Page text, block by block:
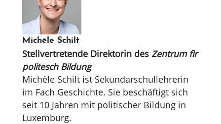
Michèle Schilt
Stellvertretende Direktorin des Zentrum fir
politesch Bildung
Michèle Schilt ist Sekundarschullehrerin
im Fach Geschichte. Sie beschäftigt sich
seit 10 Jahren mit politischer Bildung in
Luxemburg.